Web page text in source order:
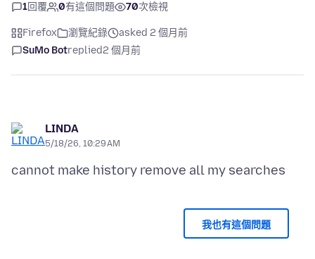
1回覆 0有這個問題 70次檢視
Firefox 瀏覽紀錄
asked 2 個月前
SuMo Botreplied2 個月前
LINDA
5/18/26, 10:29 AM
我也有這個問題